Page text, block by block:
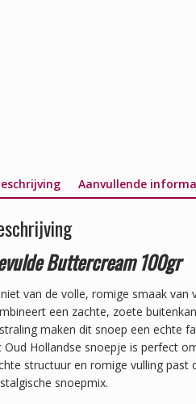
Aanvullende
Buttercream 100gr
van de volle, romige smaak van
een zachte, zoete
maken dit snoep een echte
Oud Hollandse snoepje is perfect
structuur en romige vulling
snoepmix.